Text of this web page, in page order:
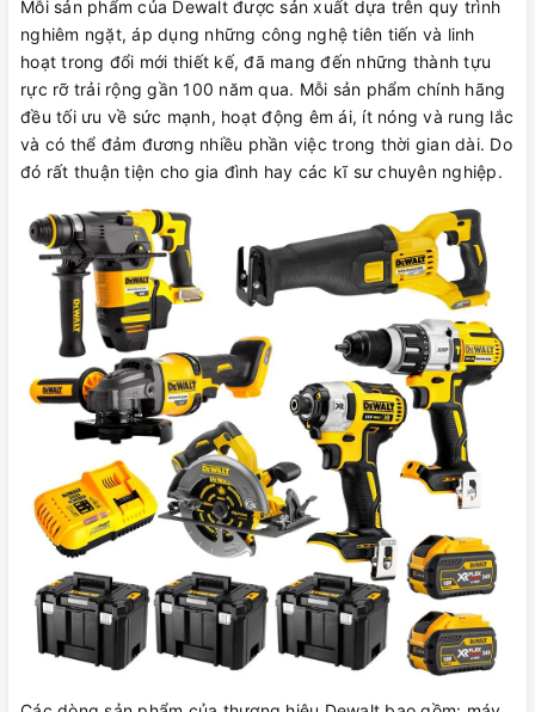
Mỗi sản phẩm của Dewalt được sản xuất dựa trên quy trình
nghiêm ngặt, áp dụng những công nghệ tiên tiến và linh
hoạt trong đổi mới thiết kế, đã mang đến những thành tựu
rực rỡ trải rộng gần 100 năm qua. Mỗi sản phẩm chính hãng
đều tối ưu về sức mạnh, hoạt động êm ái, ít nóng và rung lắc
và có thể đảm đương nhiều phần việc trong thời gian dài. Do
đó rất thuận tiện cho gia đình hay các kĩ sư chuyên nghiệp.